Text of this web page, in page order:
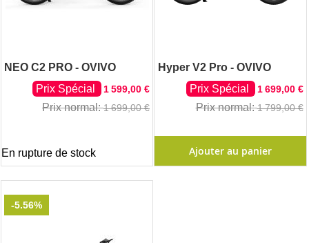
NEO C2 PRO - OVIVO
Prix Spécial
1 599,00 €
Prix normal 1 699,00 €
En rupture de stock
Hyper V2 Pro - OVIVO
Prix Spécial
1 699,00 €
Prix normal 1 799,00 €
Ajouter au panier
-5.56%